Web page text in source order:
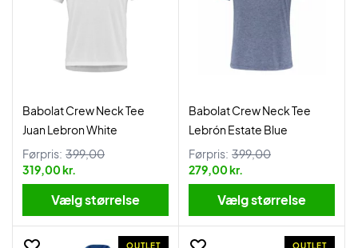
Babolat Crew Neck Tee
Juan Lebron White
Førpris: 399,00
319,00 kr.
Vælg størrelse
Babolat Crew Neck Tee
Lebrón Estate Blue
Førpris: 399,00
279,00 kr.
Vælg størrelse
OUTLET OUTLET